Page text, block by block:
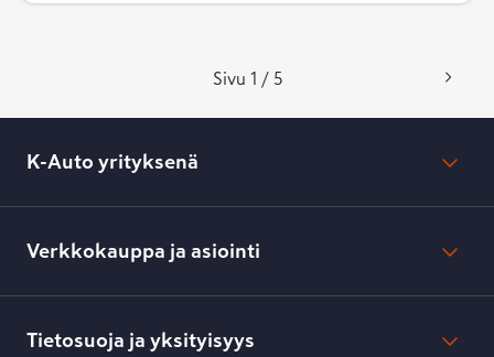
Sivu 1 / 5
K-Auto yrityksenä
Lehdistötiedotteet
Toimipisteiden yhteystiedot
Verkkokauppa ja asiointi
Toimitustavat ja -kulut
Tietosuoja ja yksityisyys